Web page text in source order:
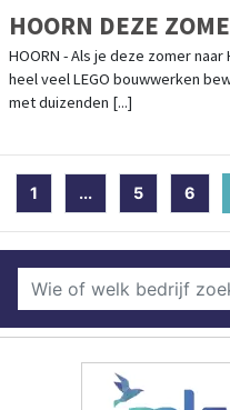
HOORN DEZE
HOORN - Als je deze zomer
heel veel LEGO bouwwerken
met duizenden [...]
1 ... 5 6